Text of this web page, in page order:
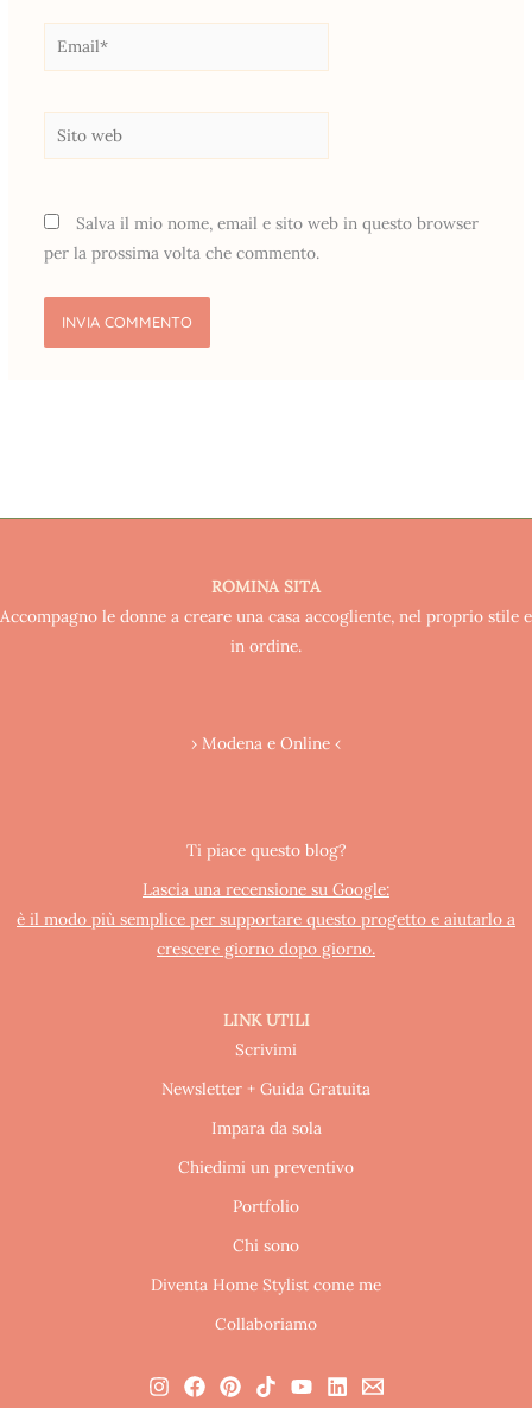
Email*
web
Salva il mio nome, email e sito web in questo browser
per la prossima volta che commento.
ROMINA SITA
Accompagno le donne a creare una casa accogliente, nel proprio stile e
in ordine.
› Modena e Online ‹
Ti piace questo blog?
Lascia una recensione su Google:
è il modo più semplice per supportare questo progetto e aiutarlo a
crescere giorno dopo giorno.
LINK UTILI
Scrivimi
Newsletter + Guida Gratuita
Impara da sola
Chiedimi un preventivo
Portfolio
Chi sono
Diventa Home Stylist come me
Collaboriamo